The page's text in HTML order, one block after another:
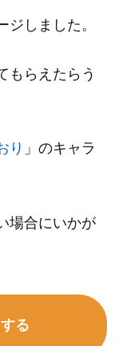
ジしました。
もらえたらう
り 」のキャラ
場合にいかが
る